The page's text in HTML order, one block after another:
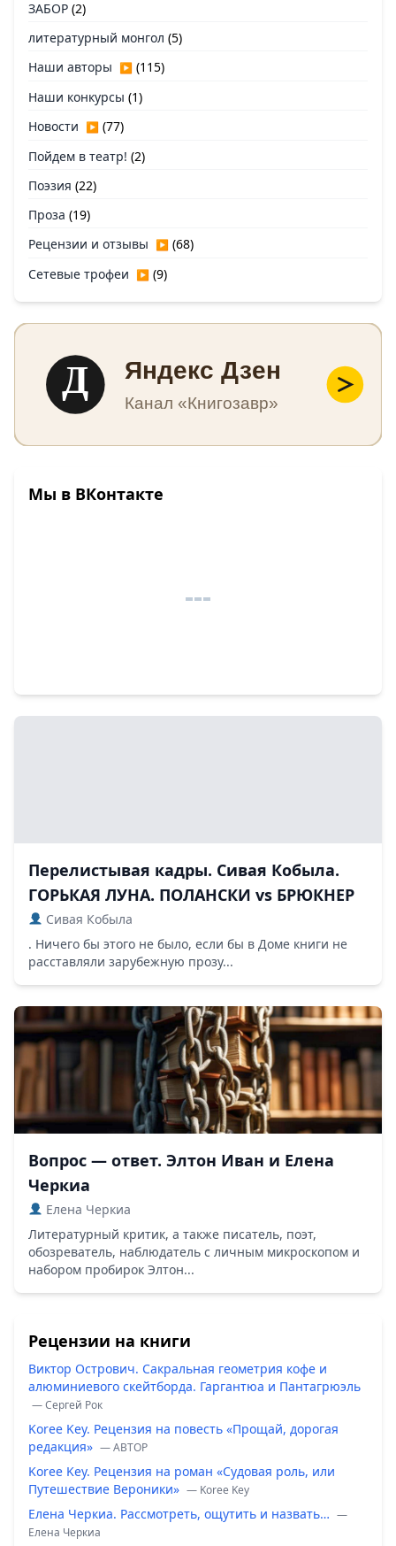
Перелистывая кадры. Сивая Кобыла.
ГОРЬКАЯ ЛУНА. ПОЛАНСКИ vs БРЮКНЕР
Сивая Кобыла
. Ничего бы этого не было, если бы в Доме книги не
расставляли зарубежную прозу...
Вопрос — ответ. Элтон Иван и Елена
Черкиа
Елена Черкиа
Литературный критик, а также писатель, поэт,
обозреватель, наблюдатель с личным микроскопом и
набором пробирок Элтон...
Рецензии на книги
Виктор Острович. Сакральная геометрия кофе и
алюминиевого скейтборда. Гаргантюа и Пантагрюэль
— Сергей Рок
Koree Key. Рецензия на повесть «Прощай, дорогая
редакция» — ABTOP
Koree Key. Рецензия на роман «Судовая роль, или
Путешествие Вероники» — Koree Key
Елена Черкиа. Рассмотреть, ощутить и назвать… —
Елена Черкиа
ЗАБОР (2)
литературный монгол (5)
Наши авторы ▶ (115)
Наши конкурсы (1)
Новости ▶ (77)
Пойдем в театр! (2)
Поэзия (22)
Проза (19)
Рецензии и отзывы ▶ (68)
Сетевые трофеи ▶ (9)
Д Яндекс Дзен
Канал «Книгозавр»
Мы в ВКонтакте